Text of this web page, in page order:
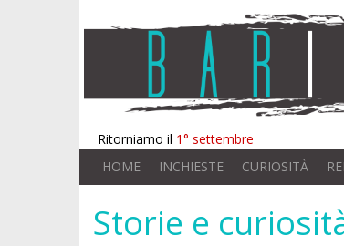
Ritorniamo il 1° settembre
HOME INCHIESTE CURIOSITÀ
Storie e